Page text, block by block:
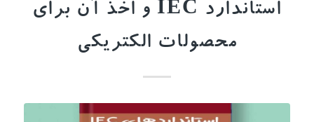
استاندارد IEC و اخذ آن برای
محصولات الکتریکی